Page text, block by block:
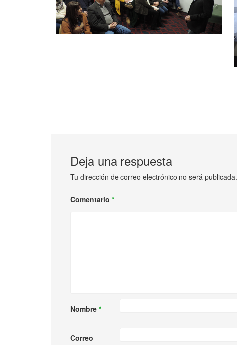
Deja una respuesta
Tu dirección de correo electrónico no será publicada.
Comentario *
Nombre *
Correo